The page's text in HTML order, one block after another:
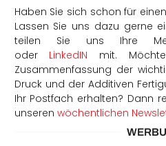
Haben Sie sich schon für
Lassen Sie uns dazu gerne
teilen Sie uns Ihre
oder LinkedIN mit.
Zusammenfassung der
Druck und der Additiven
Ihr Postfach erhalten? Dann
unseren wöchentlichen